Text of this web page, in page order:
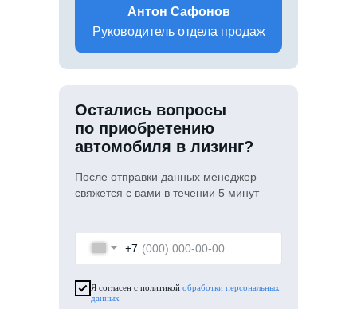
+7
Я согласен с политикой обработки персональных
данных
Остались вопросы
по приобретению
автомобиля в лизинг?
После отправки данных менеджер
свяжется с вами в течении 5 минут
Антон Сафонов
Руководитель отдела продаж